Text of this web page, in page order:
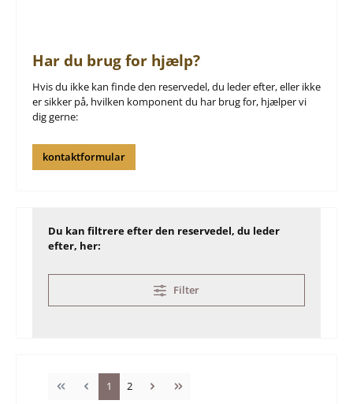
Har du brug for hjælp?
Hvis du ikke kan finde den reservedel, du leder efter, eller ikke
er sikker på, hvilken komponent du har brug for, hjælper vi
dig gerne:
kontaktformular
Du kan filtrere efter den reservedel, du leder
efter, her:
Filter
Side
1 Side
2